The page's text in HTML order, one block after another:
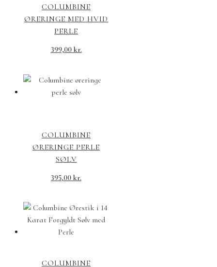
COLUMBINE
ØRERINGE MED HVID
PERLE
399,00 kr.
COLUMBINE
ØRERINGE PERLE
SØLV
395,00kr.
COLUMBINE